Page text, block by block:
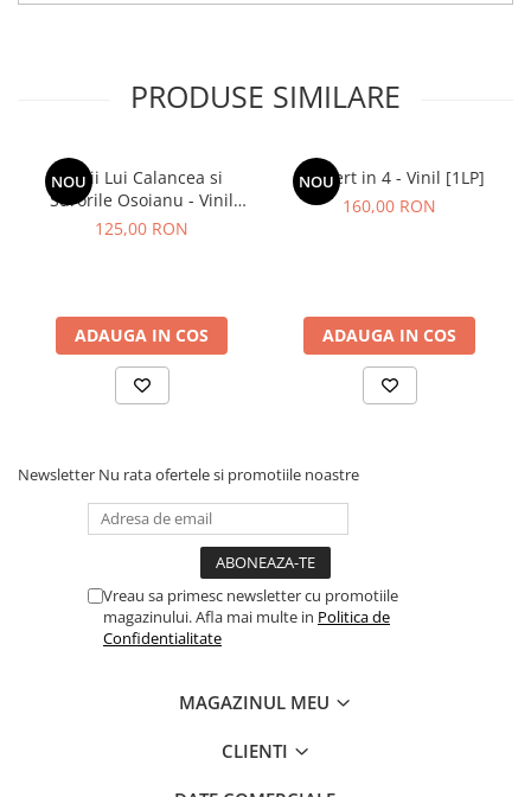
PRODUSE SIMILARE
NOU
Lupii Lui Calancea si
Surorile Osoianu - Vinil
[1LP]
125,00 RON
ADAUGA IN COS
NOU
Concert in 4 - Vinil [1LP]
160,00 RON
ADAUGA IN COS
Newsletter Nu rata ofertele si promotiile noastre
Vreau sa primesc newsletter cu promotiile
magazinului. Afla mai multe in Politica de
Confidentialitate
MAGAZINUL MEU
CLIENTI